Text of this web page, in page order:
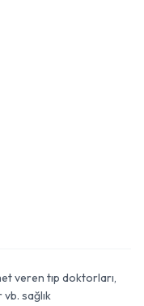
veren tıp doktorları,
sağlık